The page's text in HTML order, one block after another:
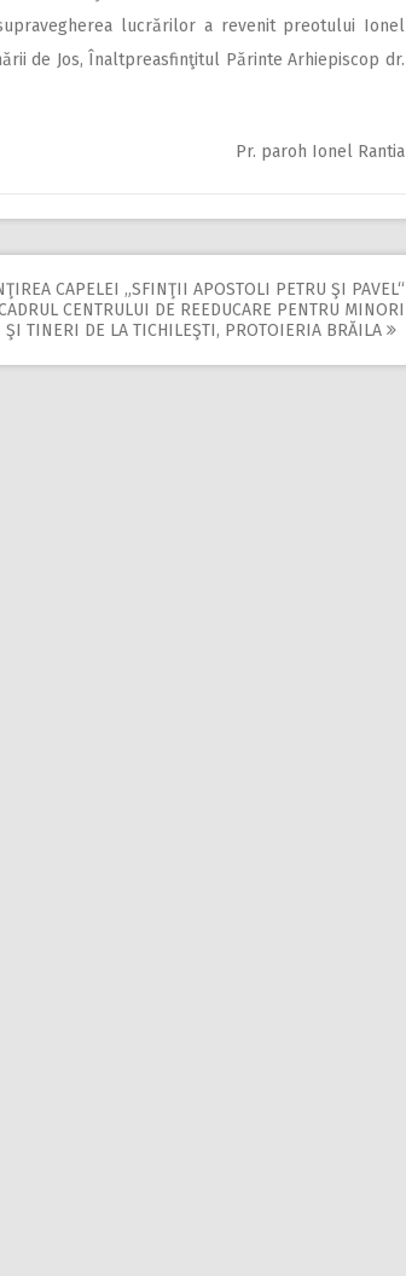
lucrărilor a revenit preotului Ionel
de Jos, Înaltpreasfinţitul Părinte Arhiepiscop dr.
Pr. paroh Ionel Rantia
CAPELEI „SFINŢII APOSTOLI PETRU ŞI PAVEL“
CENTRULUI DE REEDUCARE PENTRU MINORI
ŞI TINERI DE LA TICHILEŞTI, PROTOIERIA BRĂILA